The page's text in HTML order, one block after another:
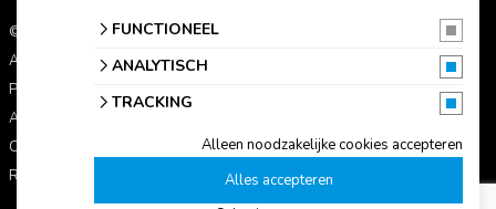
© 2026 Mestic
Alle prijzen zijn inclusief btw.
Privacyverklaring
Algemene voorwaarden
Cookie-instellingen
Reviewbeleid
FUNCTIONEEL
ANALYTISCH
TRACKING
Alles accepteren
Alleen noodzakelijke cookies accepteren